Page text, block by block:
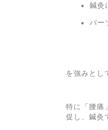
鍼灸
パー
を強みとし
特に「腰痛
促し、鍼灸